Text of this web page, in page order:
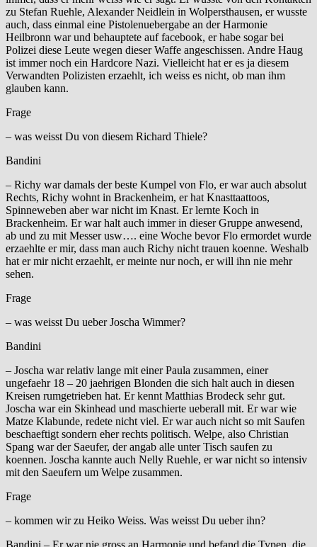
zu Stefan Ruehle, Alexander Neidlein in Wolpersthausen, er wusste
auch, dass einmal eine Pistolenuebergabe an der Harmonie
Heilbronn war und behauptete auf facebook, er habe sogar bei
Polizei diese Leute wegen dieser Waffe angeschissen. Andre Haug
ist immer noch ein Hardcore Nazi. Vielleicht hat er es ja diesem
Verwandten Polizisten erzaehlt, ich weiss es nicht, ob man ihm
glauben kann.
Frage
– was weisst Du von diesem Richard Thiele?
Bandini
– Richy war damals der beste Kumpel von Flo, er war auch absolut
Rechts, Richy wohnt in Brackenheim, er hat Knasttaattoos,
Spinneweben aber war nicht im Knast. Er lernte Koch in
Brackenheim. Er war halt auch immer in dieser Gruppe anwesend,
ab und zu mit Messer usw…. eine Woche bevor Flo ermordet wurde
erzaehlte er mir, dass man auch Richy nicht trauen koenne. Weshalb
hat er mir nicht erzaehlt, er meinte nur noch, er will ihn nie mehr
sehen.
Frage
– was weisst Du ueber Joscha Wimmer?
Bandini
– Joscha war relativ lange mit einer Paula zusammen, einer
ungefaehr 18 – 20 jaehrigen Blonden die sich halt auch in diesen
Kreisen rumgetrieben hat. Er kennt Matthias Brodeck sehr gut.
Joscha war ein Skinhead und maschierte ueberall mit. Er war wie
Matze Klabunde, redete nicht viel. Er war auch nicht so mit Saufen
beschaeftigt sondern eher rechts politisch. Welpe, also Christian
Spang war der Saeufer, der angab alle unter Tisch saufen zu
koennen. Joscha kannte auch Nelly Ruehle, er war nicht so intensiv
mit den Saeufern um Welpe zusammen.
Frage
– kommen wir zu Heiko Weiss. Was weisst Du ueber ihn?
Bandini – Er war nie gross an Harmonie und befand die Typen, die